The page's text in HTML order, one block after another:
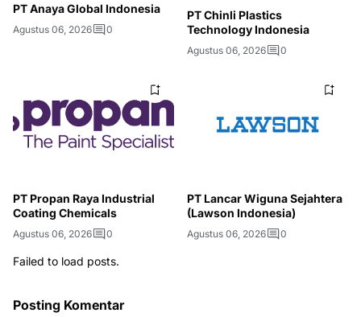
PT Anaya Global Indonesia
Agustus 06, 2026 0
PT Chinli Plastics
Technology Indonesia
Agustus 06, 2026 0
PT Propan Raya Industrial
Coating Chemicals
Agustus 06, 2026 0
PT Lancar Wiguna Sejahtera
(Lawson Indonesia)
Agustus 06, 2026 0
Failed to load posts.
Posting Komentar